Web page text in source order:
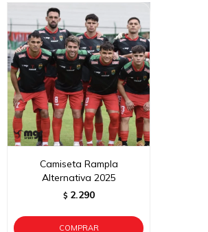
Camiseta Rampla
Alternativa 2025
$ 2.290